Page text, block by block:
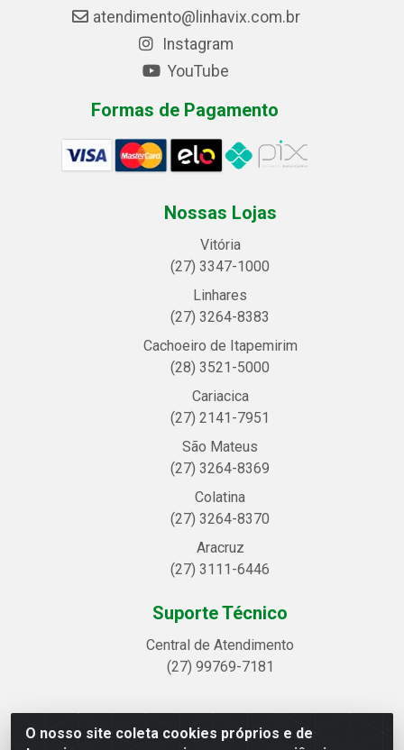
O nosso site coleta cookies próprios e de
atendimento@linhavix.com.br
Instagram
YouTube
Formas de Pagamento
Nossas Lojas
Vitória
(27) 3347-1000
Linhares
(27) 3264-8383
Cachoeiro de Itapemirim
(28) 3521-5000
Cariacica
(27) 2141-7951
São Mateus
(27) 3264-8369
Colatina
(27) 3264-8370
Aracruz
(27) 3111-6446
Suporte Técnico
Central de Atendimento
(27) 99769-7181
Linhavix Distribuidora LTDA - Avenida Alegre, 2521 -